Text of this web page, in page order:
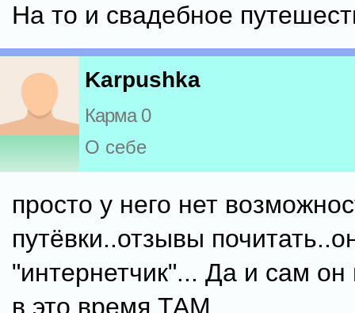
На то и свадебное
Karpushka
Карма 0
О себе
просто у него нет
путёвки..отзывы
"интернетчик"... Да и сам
в это время ТАМ